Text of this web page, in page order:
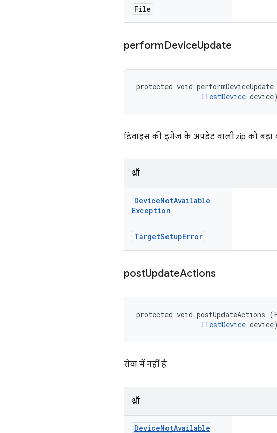
File
performDeviceUpdate
protected void
ITestDevice device)
डिवाइस की इमेज के अपडेट वाली zip को
थ्रॉ
DeviceNotAvailable
Exception
TargetSetupError
postUpdateActions
protected void postUpdateActions
ITestDevice device)
सेवा में नहीं है
थ्रॉ
DeviceNotAvailable